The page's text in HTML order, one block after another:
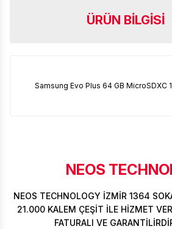
ÜRÜN BILGISI
Samsung Evo Plus 64 GB MicroSDXC
NEOS
NEOS TECHNOLOGY İZMİR 1364
21.000 KALEM ÇEŞİT İLE HİZMET
FATURALI VE